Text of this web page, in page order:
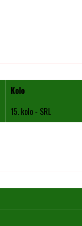
Kolo
15. kolo - SRL